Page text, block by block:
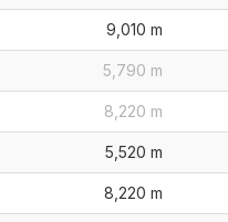
9,010 m
5,790 m
8,220 m
5,520 m
8,220 m